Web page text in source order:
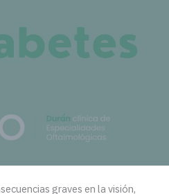
graves en la visión,